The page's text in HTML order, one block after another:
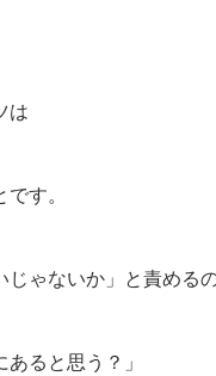
は
す。
じゃないか」と責める
あると思う？」